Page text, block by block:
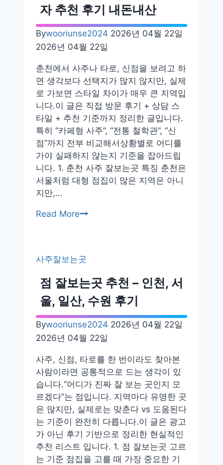
자 추천 후기 내돈내산
Bywooriunse2024 2026년 04월 22일
2026년 04월 22일
춘천에서 사주나 타로, 신점을 보려고 하
면 생각보다 선택지가 많지 않지만, 실제
로 가보면 스타일 차이가 매우 큰 지역입
니다.이 글은 직접 방문 후기 + 상담 스
타일 + 추천 기준까지 정리한 글입니다.
특히 “카페형 사주”, “전통 철학관”, “신
점”까지 전부 비교해서상황별로 어디를
가야 실패하지 않는지 기준을 잡아드립
니다. 1. 춘천 사주 잘보는곳 특징 춘천은
서울처럼 대형 점집이 많은 지역은 아니
지만,…
Read More춘
잘
보
는
곳
카
페
팔
추
천
후
기
내
돈
내
산
사주잘보는곳
점 잘보는곳 추천 – 인천, 서
울, 일산, 수원 후기
Bywooriunse2024 2026년 04월 22일
2026년 04월 22일
사주, 신점, 타로를 한 번이라도 찾아본
사람이라면 공통적으로 드는 생각이 있
습니다.“어디가 진짜 잘 보는 곳인지 모
르겠다”는 점입니다. 지역마다 유명한 곳
은 많지만, 실제로는 맞춘다 vs 도움된다
는 기준이 완전히 다릅니다.이 글은 광고
가 아닌 후기 기반으로 정리한 현실적인
추천 리스트 입니다. 1. 점 잘보는곳 고르
는 기준 점집을 고를 때 가장 중요한 기